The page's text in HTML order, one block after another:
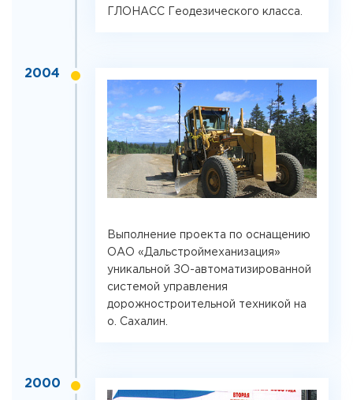
ГЛОНАСС Геодезического класса.
Выполнение проекта по оснащению
ОАО «Дальстроймеханизация»
уникальной ЗО-автоматизированной
системой управления
дорожностроительной техникой на
о. Сахалин.
2004
2000